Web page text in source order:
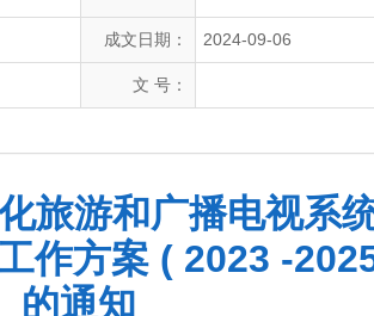
成文日期： 2024-09-06
文 号：
旅游和广播电视系
作方案 ( 2023 -2025
的通知